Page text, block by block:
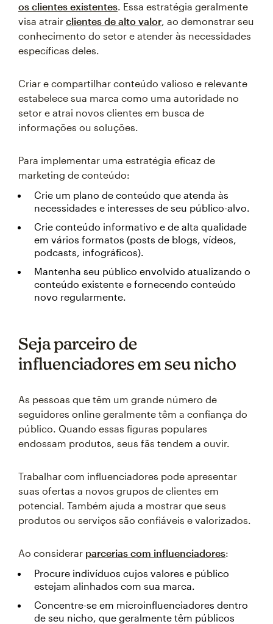
os clientes existentes. Essa estratégia geralmente
visa atrair clientes de alto valor, ao demonstrar seu
conhecimento do setor e atender às necessidades
específicas deles.
Criar e compartilhar conteúdo valioso e relevante
estabelece sua marca como uma autoridade no
setor e atrai novos clientes em busca de
informações ou soluções.
Para implementar uma estratégia eficaz de
marketing de conteúdo:
Crie um plano de conteúdo que atenda às
necessidades e interesses de seu público-alvo.
Crie conteúdo informativo e de alta qualidade
em vários formatos (posts de blogs, vídeos,
podcasts, infográficos).
Mantenha seu público envolvido atualizando o
conteúdo existente e fornecendo conteúdo
novo regularmente.
Seja parceiro de
influenciadores em seu nicho
As pessoas que têm um grande número de
seguidores online geralmente têm a confiança do
público. Quando essas figuras populares
endossam produtos, seus fãs tendem a ouvir.
Trabalhar com influenciadores pode apresentar
suas ofertas a novos grupos de clientes em
potencial. Também ajuda a mostrar que seus
produtos ou serviços são confiáveis e valorizados.
Ao considerar parcerias com influenciadores:
Procure indivíduos cujos valores e público
estejam alinhados com sua marca.
Concentre-se em microinfluenciadores dentro
de seu nicho, que geralmente têm públicos